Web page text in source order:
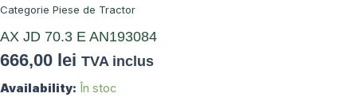
Categorie Piese de Tractor
AX JD 70.3 E AN193084
666,00 lei TVA inclus
Availability: În stoc
Cantitate